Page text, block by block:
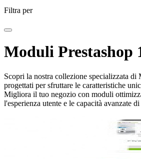
Filtra per
Moduli Prestashop
Scopri la nostra collezione specializzata di
progettati per sfruttare le caratteristiche
Migliora il tuo negozio con moduli
l'esperienza utente e le capacità avanzate